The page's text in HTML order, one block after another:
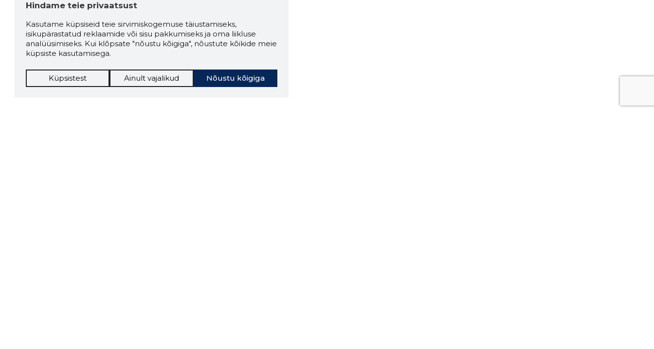
Hindame teie privaatsust
Kasutame küpsiseid teie sirvimiskogemuse täiustamiseks,
isikupärastatud reklaamide või sisu pakkumiseks ja oma liikluse
analüüsimiseks. Kui klõpsate "nõustu kõigiga", nõustute kõikide meie
küpsiste kasutamisega.
Nõustu kõigiga
Küpsistest Ainult vajalikud